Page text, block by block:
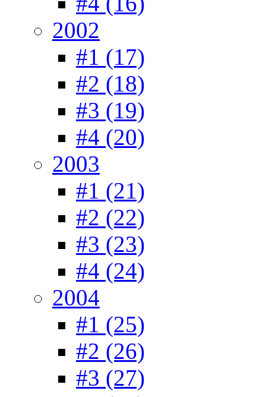
2002
#1 (17)
#2 (18)
#3 (19)
#4 (20)
2003
#1 (21)
#2 (22)
#3 (23)
#4 (24)
2004
#1 (25)
#2 (26)
#3 (27)